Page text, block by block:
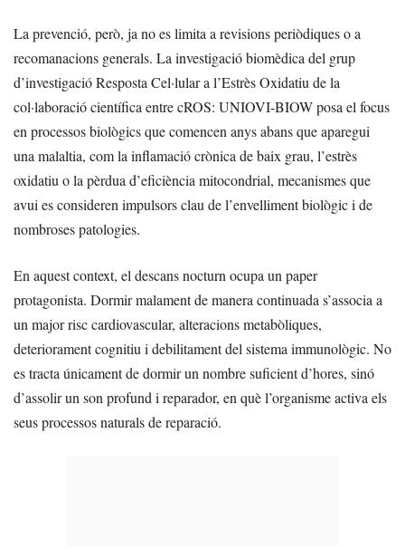
La prevenció, però, ja no es limita a revisions periòdiques o a
recomanacions generals. La investigació biomèdica del grup
d’investigació Resposta Cel·lular a l’Estrès Oxidatiu de la
col·laboració científica entre cROS: UNIOVI-BIOW posa el focus
en processos biològics que comencen anys abans que aparegui
una malaltia, com la inflamació crònica de baix grau, l’estrès
oxidatiu o la pèrdua d’eficiència mitocondrial, mecanismes que
avui es consideren impulsors clau de l’envelliment biològic i de
nombroses patologies.
En aquest context, el descans nocturn ocupa un paper
protagonista. Dormir malament de manera continuada s’associa a
un major risc cardiovascular, alteracions metabòliques,
deteriorament cognitiu i debilitament del sistema immunològic. No
es tracta únicament de dormir un nombre suficient d’hores, sinó
d’assolir un son profund i reparador, en què l’organisme activa els
seus processos naturals de reparació.